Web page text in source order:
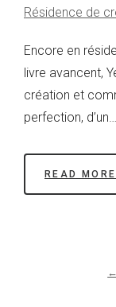
Résidence de
Encore en
livre avancent,
création et
perfection, d’un…
READ